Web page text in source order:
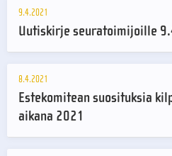
9.4.2021
Uutiskirje seuratoimijoille
8.4.2021
Estekomitean suosituksia
aikana 2021